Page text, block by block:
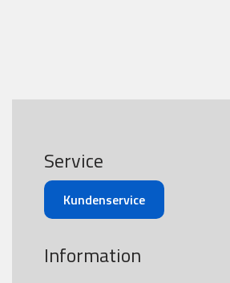
Service
Kundenservice
Information